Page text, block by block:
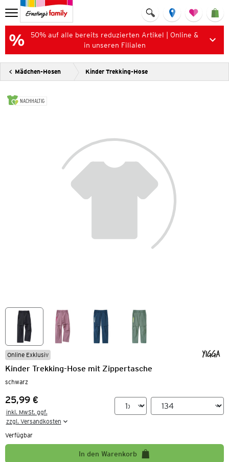
50% auf alle bereits reduzierten Artikel | Online &
in unseren Filialen
Mädchen-Hosen Kinder Trekking-Hose
NACHHALTIG
Online Exklusiv
Kinder Trekking-Hose mit Zippertasche
schwarz
Preis:
25,99 €
inkl. MwSt. ggf.
zzgl. Versandkosten
Verfügbar
In den Warenkorb